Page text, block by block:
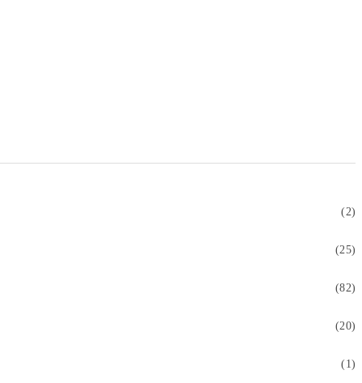
(2)
(25)
(82)
(20)
(1)